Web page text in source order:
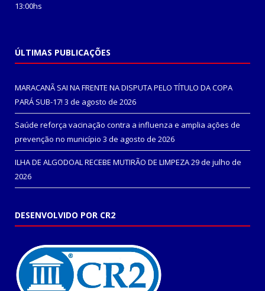
13:00hs
ÚLTIMAS PUBLICAÇÕES
MARACANÃ SAI NA FRENTE NA DISPUTA PELO TÍTULO DA COPA
PARÁ SUB-17! 3 de agosto de 2026
Saúde reforça vacinação contra a influenza e amplia ações de
prevenção no município 3 de agosto de 2026
ILHA DE ALGODOAL RECEBE MUTIRÃO DE LIMPEZA29 de julho de
2026
DESENVOLVIDO POR CR2